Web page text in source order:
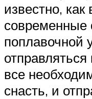
известно, как
современные
поплавочной
отправляться
все
снасть, и